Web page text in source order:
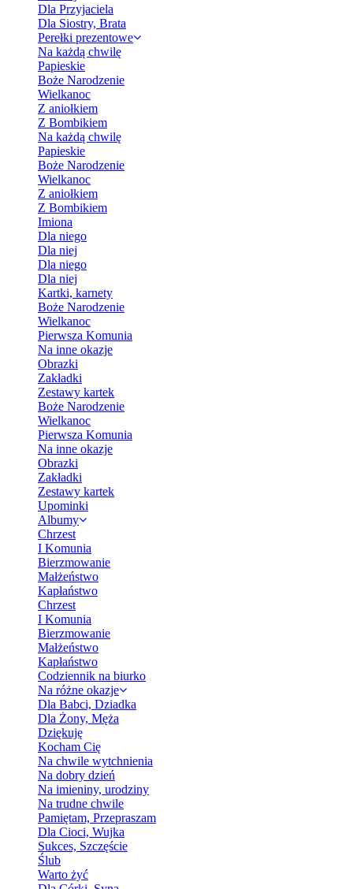
Dla Przyjaciela
Dla Siostry, Brata
Perełki prezentowe
Na każdą chwilę
Papieskie
Boże Narodzenie
Wielkanoc
Z aniołkiem
Z Bombikiem
Na każdą chwilę
Papieskie
Boże Narodzenie
Wielkanoc
Z aniołkiem
Z Bombikiem
Imiona
Dla niego
Dla niej
Dla niego
Dla niej
Kartki, karnety
Boże Narodzenie
Wielkanoc
Pierwsza Komunia
Na inne okazje
Obrazki
Zakładki
Zestawy kartek
Boże Narodzenie
Wielkanoc
Pierwsza Komunia
Na inne okazje
Obrazki
Zakładki
Zestawy kartek
Upominki
Albumy
Chrzest
I Komunia
Bierzmowanie
Małżeństwo
Kapłaństwo
Chrzest
I Komunia
Bierzmowanie
Małżeństwo
Kapłaństwo
Codziennik na biurko
Na różne okazje
Dla Babci, Dziadka
Dla Żony, Męża
Dziękuję
Kocham Cię
Na chwile wytchnienia
Na dobry dzień
Na imieniny, urodziny
Na trudne chwile
Pamiętam, Przepraszam
Dla Cioci, Wujka
Sukces, Szczęście
Ślub
Warto żyć